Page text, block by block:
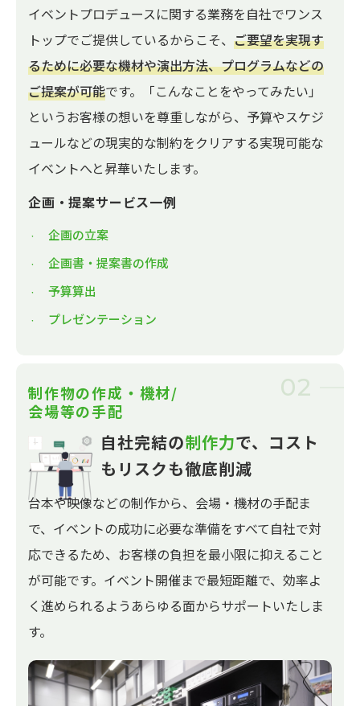
イベントプロデュースに関する業務を自社でワンス
トップでご提供しているからこそ、 ご要望を実現す
るために必要な機材や演出方法、プログラムなどの
ご提案が可能です。「こんなことをやってみたい」
というお客様の想いを尊重しながら、予算やスケジ
ュールなどの現実的な制約をクリアする実現可能な
イベントへと昇華いたします。
企画・提案サービス一例
企画の立案
企画書・提案書の作成
予算算出
プレゼンテーション
02
制作物の作成・機材/
会場等の手配
自社完結の制作力で、 コスト
もリスクも徹底削減
台本や映像などの制作から、会場・機材の手配ま
で、イベントの成功に必要な準備をすべて自社で対
応できるため、お客様の負担を最小限に抑えること
が可能です。イベント開催まで最短距離で、効率よ
く進められるようあらゆる面からサポートいたしま
す。